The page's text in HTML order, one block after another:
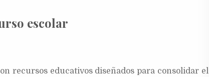
escolar
recursos educativos diseñados para consolidar el